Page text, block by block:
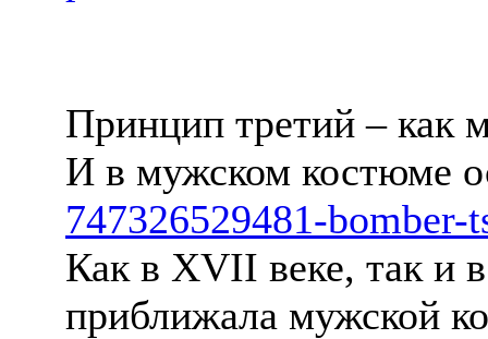
Принцип третий – как
И в мужском костюме
747326529481-bomber-
Как в XVII веке, так и
приближала мужской